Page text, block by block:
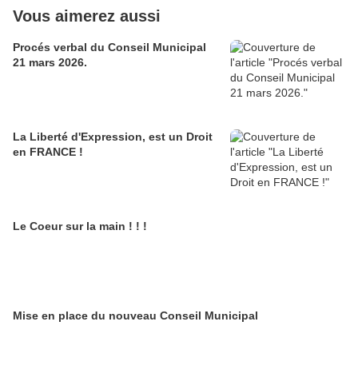
Vous aimerez aussi
Procés verbal du Conseil Municipal
21 mars 2026.
La Liberté d'Expression, est un Droit
en FRANCE !
Le Coeur sur la main ! ! !
Mise en place du nouveau Conseil Municipal